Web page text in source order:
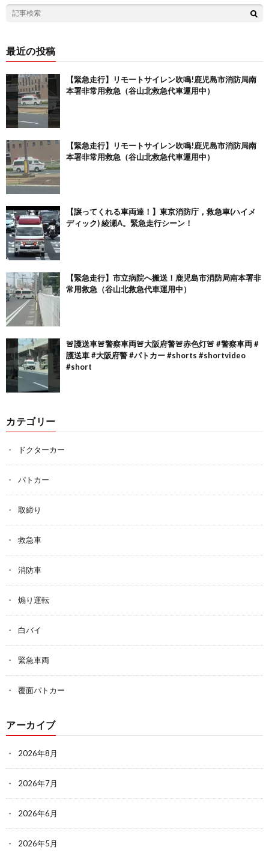
最近の投稿
【緊急走行】リモートサイレン吹鳴!鹿児島市消防局南
本署非常用救急（谷山北救急代車運用中）
【緊急走行】リモートサイレン吹鳴!鹿児島市消防局南
本署非常用救急（谷山北救急代車運用中）
【譲ってくれる車両達！】東京消防庁，救急車(ハイメ
ディック) 綾瀬A。緊急走行シーン！
【緊急走行】市立病院へ搬送！鹿児島市消防局南本署非
常用救急（谷山北救急代車運用中）
🚨護送車🚨警察車両🚨大阪府警🚨赤色灯🚨 #警察車両 #
護送車 #大阪府警 #パトカー #shorts #shortvideo
#short
カテゴリー
ドクターカー
パトカー
取締り
救急車
消防車
煽り運転
白バイ
緊急車両
覆面パトカー
アーカイブ
2026年8月
2026年7月
2026年6月
2026年5月